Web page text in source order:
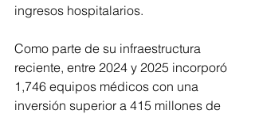
ingresos hospitalarios.
Como parte de su infraestructura
reciente, entre 2024 y 2025 incorporó
1,746 equipos médicos con una
inversión superior a 415 millones de